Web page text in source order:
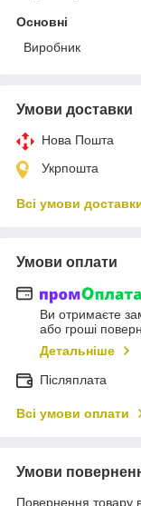
Основні
Виробник
Умови доставки
Нова Пошта
Укрпошта
Всі умови
Умови оплати
Ви отримаєте
або гроші
Детальніше
Післяплата
Всі умови оплати
Умови
Повернення товару